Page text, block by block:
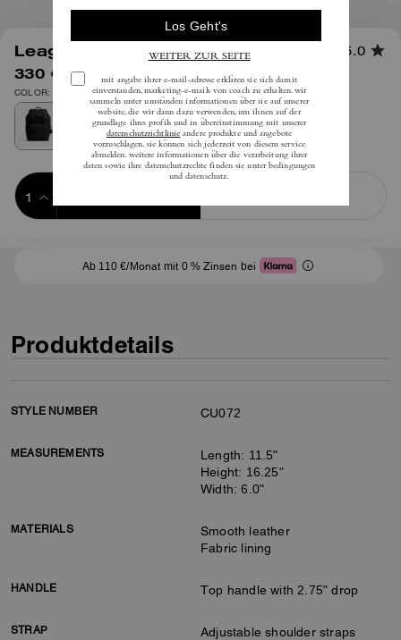
League Flap Backpack 5.0
330 € 550 €
COLOR: Schwarz
Ab 110 €/Monat mit 0 % Zinsen bei
Produktdetails
STYLE NUMBER CU072
MEASUREMENTS
Length: 11.5"
Height: 16.25"
Width: 6.0"
MATERIALS
Smooth leather
Fabric lining
HANDLE Top handle with 2.75" drop
STRAP Adjustable shoulder straps